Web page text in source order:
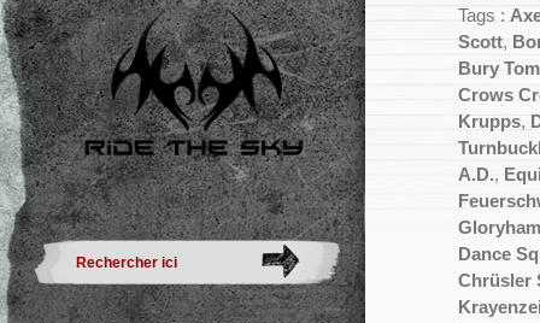
Tags :
Scott,
Bury
Crows
Krupps,
A.D.,
Dance
Chrüsler